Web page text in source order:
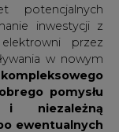
potencjalnych
inwestycji z
przez
w nowym
pomysłu
niezależną
ewentualnych